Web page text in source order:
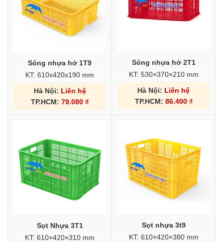
Sóng nhựa hở 1T9
KT: 610x420x190 mm
Hà Nội: Liên hệ
TP.HCM: 79.080 ₫
Sóng nhựa hở 2T1
KT: 530×370×210 mm
Hà Nội: Liên hệ
TP.HCM: 86.400 ₫
Sọt Nhựa 3T1
KT: 610×420×310 mm
Sọt nhựa 3t9
KT: 610×420×380 mm